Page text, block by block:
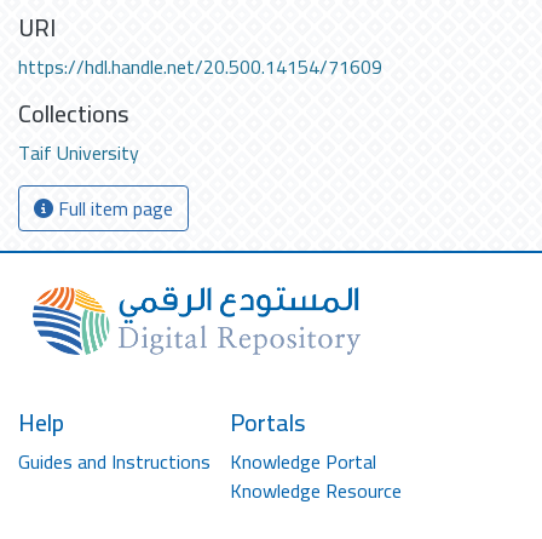
URI
https://hdl.handle.net/20.500.14154/71609
Collections
Taif University
Full item page
Help
Guides and Instructions
Portals
Knowledge Portal
Knowledge Resource